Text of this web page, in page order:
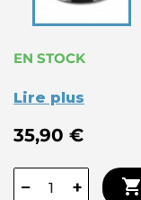
EN STOCK
Lire plus
35,90 €
− + 